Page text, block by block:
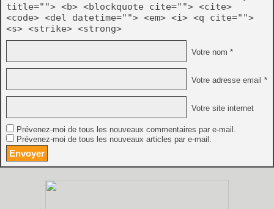
title=""> <b> <blockquote cite=""> <cite>
<code> <del datetime=""> <em> <i> <q cite="">
<s> <strike> <strong>
Votre nom *
Votre adresse email *
Votre site internet
Prévenez-moi de tous les nouveaux commentaires par e-mail.
Prévenez-moi de tous les nouveaux articles par e-mail.